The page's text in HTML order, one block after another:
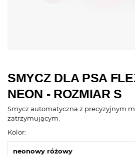
SMYCZ DLA PSA
NEON - ROZMIAR S
Smycz automatyczna z precyzyjnym
zatrzymującym.
Kolor:
neonowy różowy